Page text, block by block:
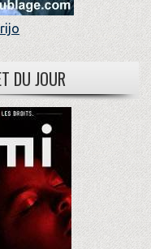
DU JOUR